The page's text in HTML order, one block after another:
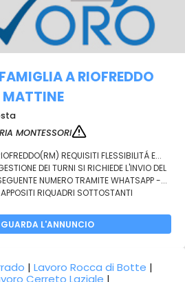
A RIOFREDDO
MONTESSORI
REQUISITI FLESSIBILITÁ E...
DEI TURNI SI RICHIEDE L'INVIO DEL
NUMERO TRAMITE WHATSAPP -...
RIQUADRI SOTTOSTANTI
GUARDA L'ANNUNCIO
|Lavoro Rocca di Botte |
Cerreto Laziale |